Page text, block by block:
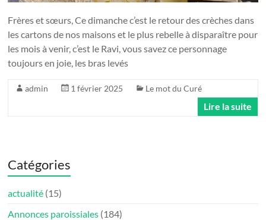
Frères et sœurs, Ce dimanche c’est le retour des crèches dans
les cartons de nos maisons et le plus rebelle à disparaître pour
les mois à venir, c’est le Ravi, vous savez ce personnage
toujours en joie, les bras levés
admin 1 février 2025 Le mot du Curé
Lire la suite
Catégories
actualité (15)
Annonces paroissiales (184)